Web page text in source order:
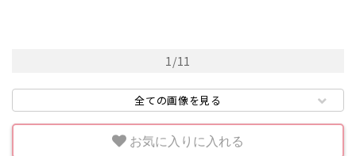
1/11
全ての画像を見る
お気に入りに入れる